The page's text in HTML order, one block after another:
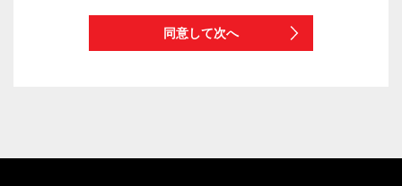
同意して次へ